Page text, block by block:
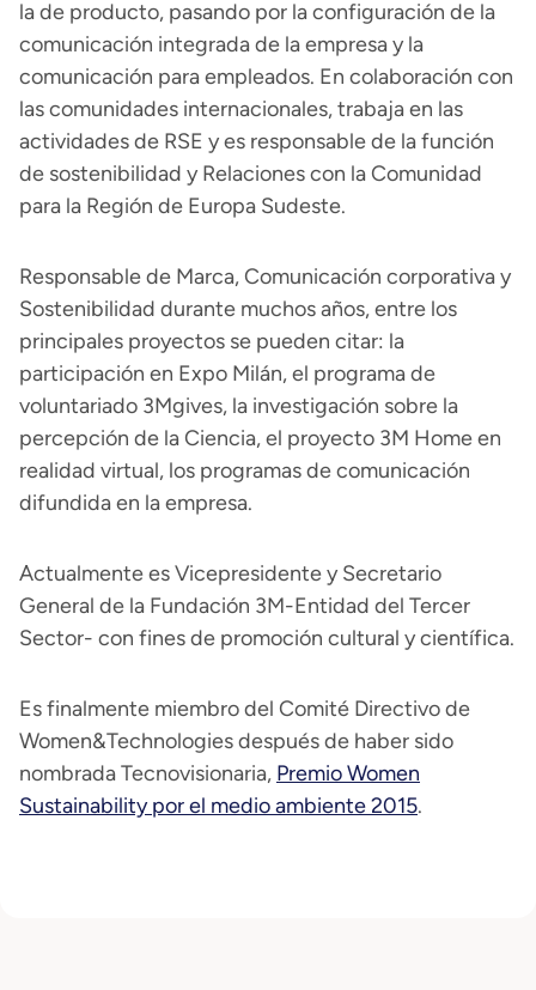
la de producto, pasando por la configuración de la
comunicación integrada de la empresa y la
comunicación para empleados. En colaboración con
las comunidades internacionales, trabaja en las
actividades de RSE y es responsable de la función
de sostenibilidad y Relaciones con la Comunidad
para la Región de Europa Sudeste.
Responsable de Marca, Comunicación corporativa y
Sostenibilidad durante muchos años, entre los
principales proyectos se pueden citar: la
participación en Expo Milán, el programa de
voluntariado 3Mgives, la investigación sobre la
percepción de la Ciencia, el proyecto 3M Home en
realidad virtual, los programas de comunicación
difundida en la empresa.
Actualmente es Vicepresidente y Secretario
General de la Fundación 3M-Entidad del Tercer
Sector- con fines de promoción cultural y científica.
Es finalmente miembro del Comité Directivo de
Women&Technologies después de haber sido
nombrada Tecnovisionaria, Premio Women
Sustainability por el medio ambiente 2015.